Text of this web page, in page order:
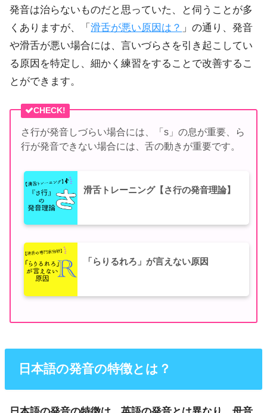
発音は治らないものだと思っていた、と伺うことが多
くありますが、「滑舌が悪い原因は？ 」の通り、発音
や滑舌が悪い場合には、言いづらさを引き起こしてい
る原因を特定し、細かく練習をすることで改善するこ
とができます。
CHECK!
さ行が発音しづらい場合には、「s」の息が重要、ら
行が発音できない場合には、舌の動きが重要です。
滑舌トレーニング【さ行の発音理論】
「らりるれろ」が言えない原因
日本語の発音の特徴とは？